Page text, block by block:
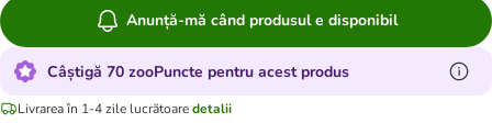
Anunță-mă când produsul e disponibil
Câștigă 70 zooPuncte pentru acest produs
Livrarea în 1-4 zile lucrătoaredetalii